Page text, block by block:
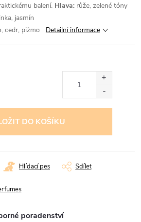
balení. Hlava: růže, zelené tóny
jasmín
cedr, pižmo Detailní informace
DO KOŠÍKU
Hlídací pes Sdílet
poradenství